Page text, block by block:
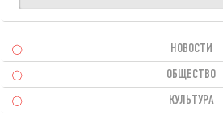
НОВОСТИ
ОБЩЕСТВО
КУЛЬТУРА